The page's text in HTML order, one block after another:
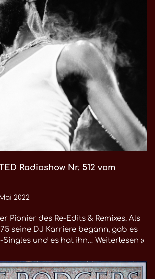
Radioshow Nr. 512 vom
2022
Pionier des Re-Edits & Remixes. Als
seine DJ Karriere begann, gab es
Singles und es hat ihn… Weiterlesen »